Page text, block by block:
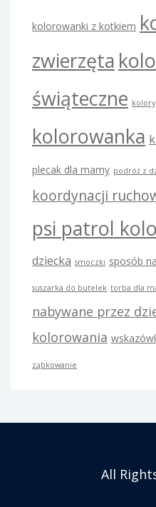
kolorowanki z kotkiem
zwierzęta
świąteczne kolory
kolorowanka
plecak dla mamy podróż z
koordynacji
psi patrol
dziecka smoczki sposób
suszarka do butelek torba dla
nabywane przez
kolorowania
ząbkowanie
All